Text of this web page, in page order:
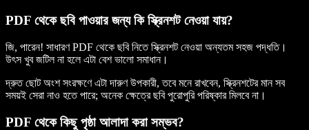
PDF থেকে ছবি পাওয়ার জন্য কি স্ক্রিনশট নেওয়া যায়?
জি, পারেন! সাধারণ PDF থেকে ছবি নিতে স্ক্রিনশট নেওয়া অন্যতম সহজ পদ্ধতি।
উৎস খুব জটিল না হলে এটা বেশ ভালো সমাধান।
দ্রুত ছোট অংশ সংরক্ষণে এটা দারুণ উপকারী, তবে মনে রাখবেন, স্ক্রিনশটের মান সব
সময়ই সেরা নাও হতে পারে; অনেক ক্ষেত্রে ছবি পুরোপুরি পরিষ্কার মিলবে না।
PDF থেকে কিছু পৃষ্ঠা আলাদা করা সম্ভব?